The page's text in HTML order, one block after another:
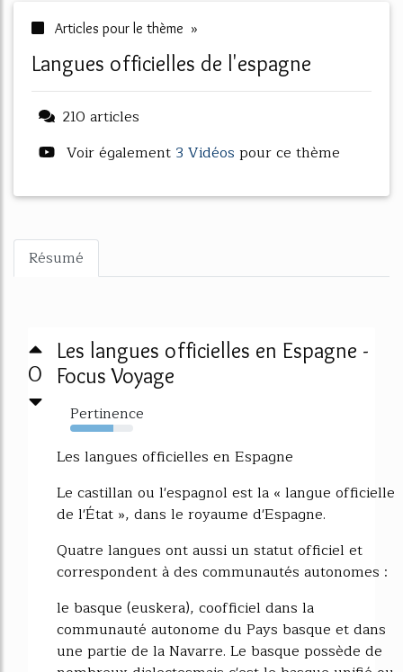
Articles pour le thème »
langues officielles de l'espagne
210 articles
Voir également 3 Vidéos pour ce thème
Résumé
0
Les langues officielles en Espagne -
Focus Voyage
Pertinence
68%
Les langues officielles en Espagne
Le castillan ou l'espagnol est la « langue officielle
de l'État », dans le royaume d'Espagne.
Quatre langues ont aussi un statut officiel et
correspondent à des communautés autonomes :
le basque (euskera), coofficiel dans la
communauté autonome du Pays basque et dans
une partie de la Navarre. Le basque possède de